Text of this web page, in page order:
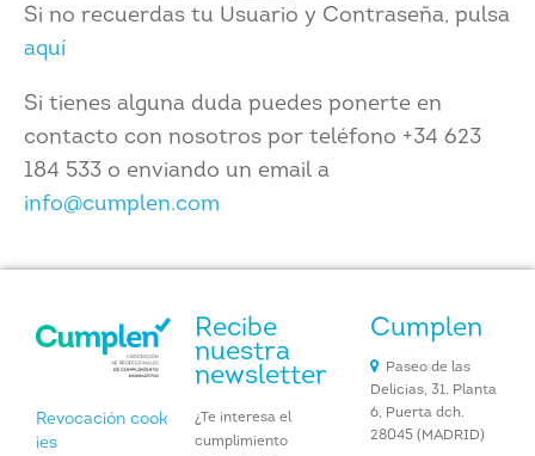
Si no recuerdas tu Usuario y Contraseña, pulsa
aquí
Si tienes alguna duda puedes ponerte en
contacto con nosotros por teléfono +34 623
184 533 o enviando un email a
info@cumplen.com
Revocación cook
ies
Recibe
nuestra
newsletter
¿Te interesa el
cumplimiento
Cumplen
Paseo de las
Delicias, 31. Planta
6, Puerta dch.
28045 (MADRID)